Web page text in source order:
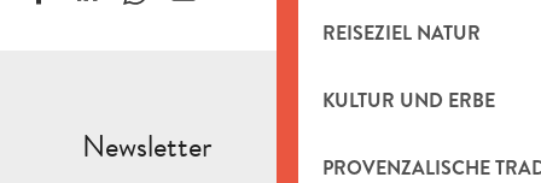
REISEZIEL NATUR
KULTUR UND ERBE
PROVENZALISCHE
Newsletter